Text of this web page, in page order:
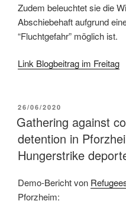
Zudem beleuchtet sie die
Abschiebehaft aufgrund
“Fluchtgefahr” möglich ist.
Link Blogbeitrag im Freitag
26/06/2020
Gathering against
detention in
Hungerstrike
Demo-Bericht von
Pforzheim: